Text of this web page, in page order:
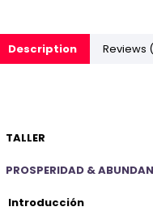
Description Reviews
TALLER
PROSPERIDAD &
Introducción